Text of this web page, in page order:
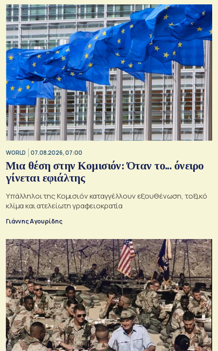
WORLD 07.08.2026, 07:00
Μια θέση στην Κομισιόν: Όταν το... όνειρο
γίνεται εφιάλτης
Υπάλληλοι της Κομισιόν καταγγέλλουν εξουθένωση, τοξικό
κλίμα και ατελείωτη γραφειοκρατία
Γιάννης Αγουρίδης